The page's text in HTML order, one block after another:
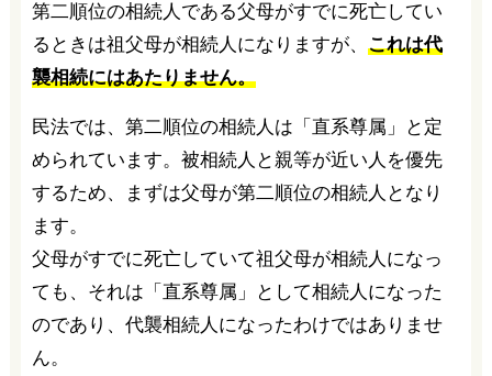
第二順位の相続人である父母がすでに死亡してい
るときは祖父母が相続人になりますが、 これは代
襲相続にはあたりません。
民法では、第二順位の相続人は「直系尊属」と定
められています。被相続人と親等が近い人を優先
するため、まずは父母が第二順位の相続人となり
ます。
父母がすでに死亡していて祖父母が相続人になっ
ても、それは「直系尊属」として相続人になった
のであり、代襲相続人になったわけではありませ
ん。